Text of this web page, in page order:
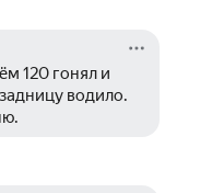
120 гонял и
водило.